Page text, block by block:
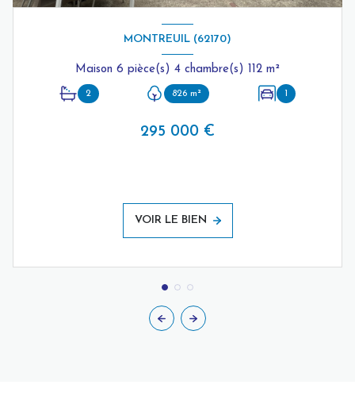
MONTREUIL (62170)
Maison 6 pièce(s) 4 chambre(s) 112 m²
2 826 m² 1
295 000 €
VOIR LE BIEN